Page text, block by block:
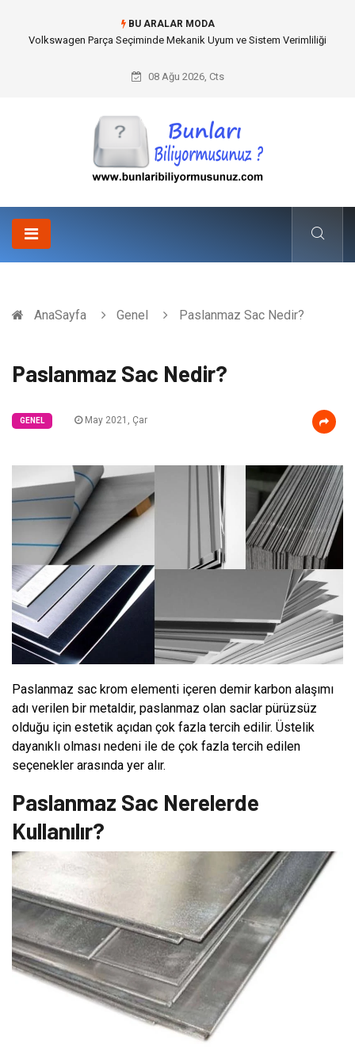
BU ARALAR MODA
Best Wedding Photographer in Turkey Seçimi Nasıl Yapılmalı?
08 Ağu 2026, Cts
AnaSayfa Genel Paslanmaz Sac Nedir?
Paslanmaz Sac Nedir?
GENEL May 2021, Çar
Paslanmaz sac krom elementi içeren demir karbon alaşımı
adı verilen bir metaldir, paslanmaz olan saclar pürüzsüz
olduğu için estetik açıdan çok fazla tercih edilir. Üstelik
dayanıklı olması nedeni ile de çok fazla tercih edilen
seçenekler arasında yer alır.
Paslanmaz Sac Nerelerde
Kullanılır?